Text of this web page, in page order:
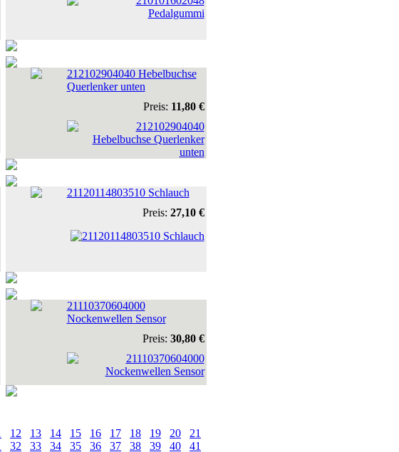
212102904040 Hebelbuchse
Querlenker unten
Preis: 11,80 €
21120114803510 Schlauch
Preis: 27,10 €
21110370604000
Nockenwellen Sensor
Preis: 30,80 €
12 13 14 15 16 17 18 19 20
21
32 33 34 35 36 37 38 39 40 41